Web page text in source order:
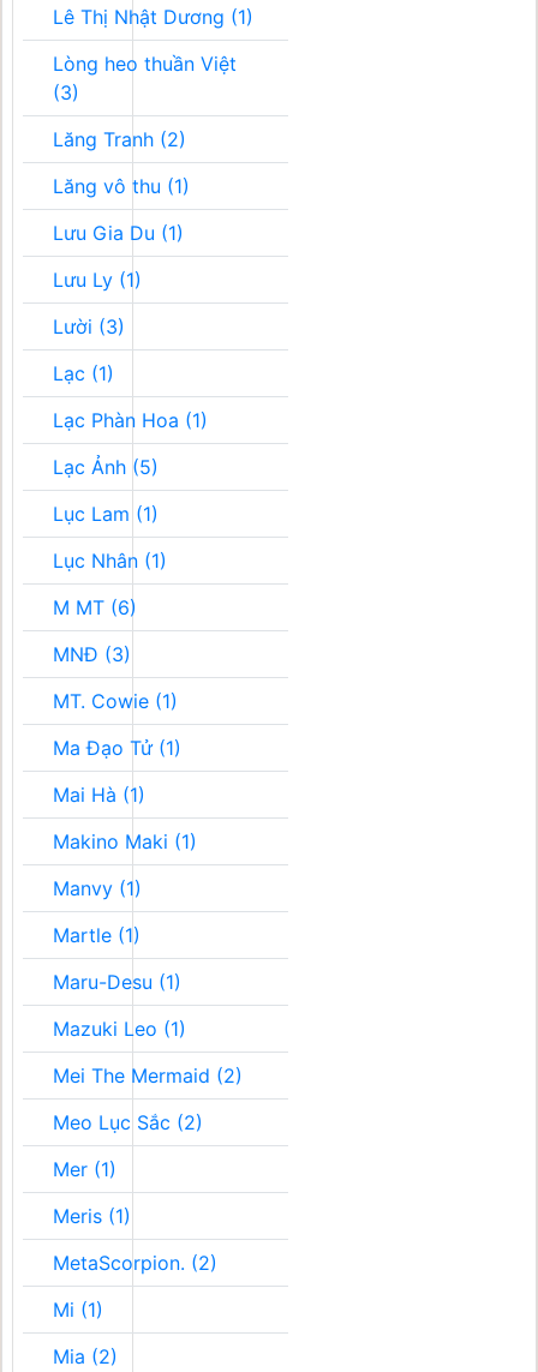
Lê Thị Nhật Dương (1)
Lòng heo thuần Việt
(3)
Lăng Tranh (2)
Lăng vô thu (1)
Lưu Gia Du (1)
Lưu Ly (1)
Lười (3)
Lạc (1)
Lạc Phàn Hoa (1)
Lạc Ảnh (5)
Lục Lam (1)
Lục Nhân (1)
M MT (6)
MNĐ (3)
MT. Cowie (1)
Ma Đạo Tử (1)
Mai Hà (1)
Makino Maki (1)
Manvy (1)
Martle (1)
Maru-Desu (1)
Mazuki Leo (1)
Mei The Mermaid (2)
Meo Lục Sắc (2)
Mer (1)
Meris (1)
MetaScorpion. (2)
Mi (1)
Mia (2)